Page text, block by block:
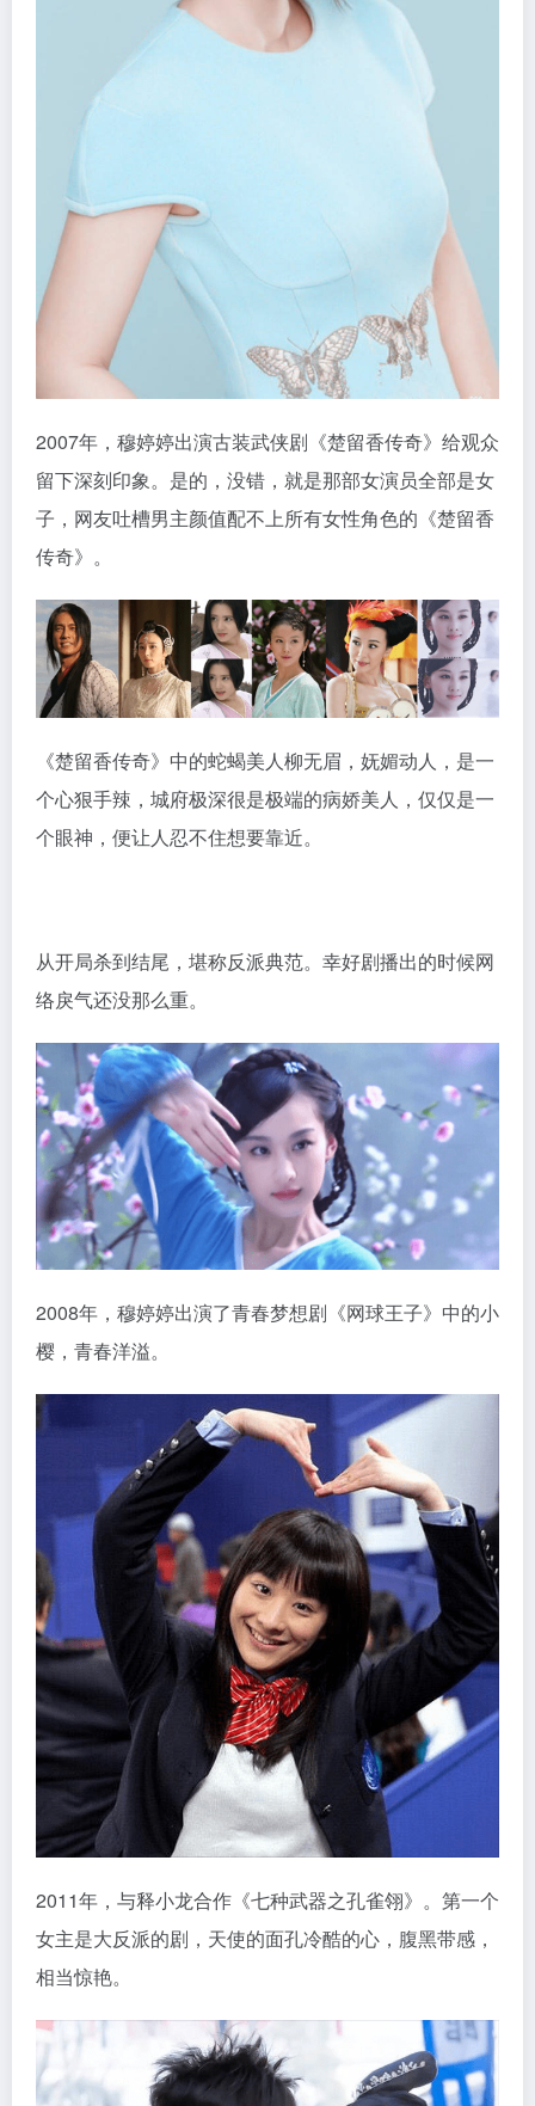
2007年，穆婷婷出演古装武侠剧《楚留香传奇》给观众
留下深刻印象。是的，没错，就是那部女演员全部是女
子，网友吐槽男主颜值配不上所有女性角色的《楚留香
传奇》。
《楚留香传奇》中的蛇蝎美人柳无眉，妩媚动人，是一
个心狠手辣，城府极深很是极端的病娇美人，仅仅是一
个眼神，便让人忍不住想要靠近。
从开局杀到结尾，堪称反派典范。幸好剧播出的时候网
络戾气还没那么重。
2008年，穆婷婷出演了青春梦想剧《网球王子》中的小
樱，青春洋溢。
2011年，与释小龙合作《七种武器之孔雀翎》。第一个
女主是大反派的剧，天使的面孔冷酷的心，腹黑带感，
相当惊艳。